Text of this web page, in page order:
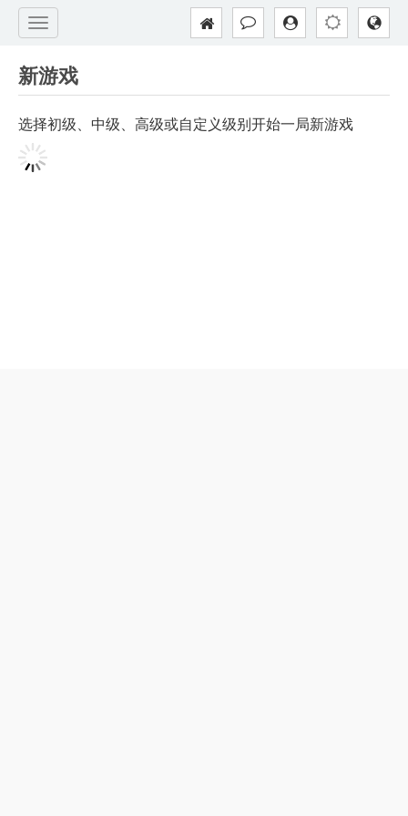
新游戏
选择初级、中级、高级或自定义级别开始一局新游戏